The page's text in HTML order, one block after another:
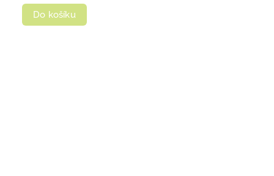
Do košíku